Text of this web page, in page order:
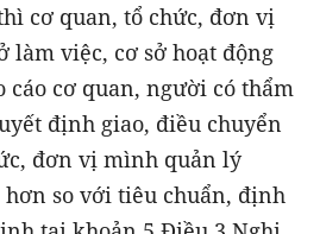
cơ quan, tổ chức, đơn vị
làm việc, cơ sở hoạt động
cáo cơ quan, người có thẩm
định giao, điều chuyển
đơn vị mình quản lý
so với tiêu chuẩn, định